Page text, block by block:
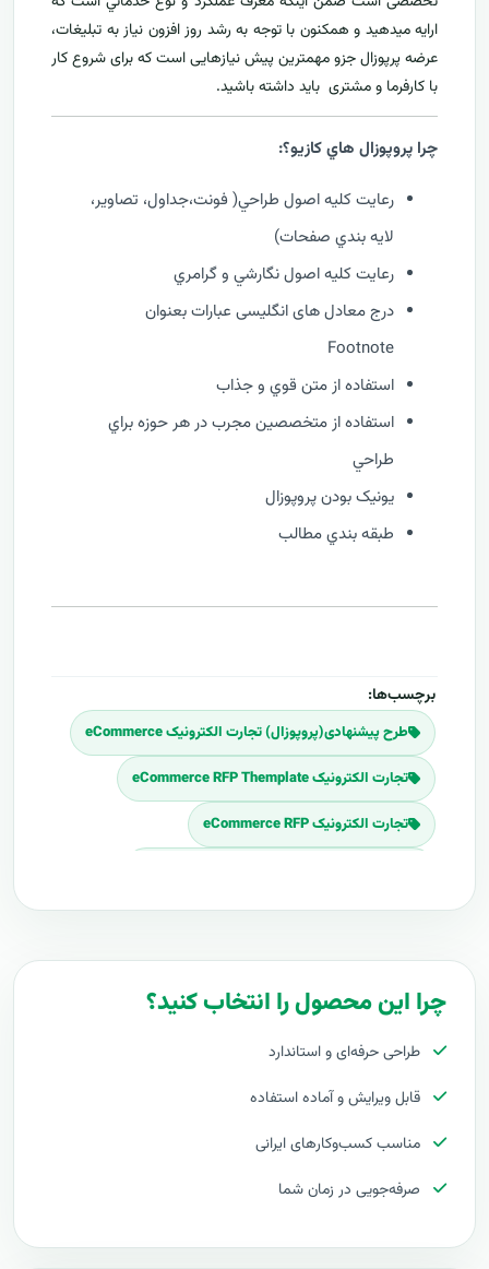
ارايه ميدهید و همکنون با توجه به رشد روز افزون نياز به تبليغات،
عرضه پرپوزال جزو مهمترين پیش نیازهایی است که برای شروع کار
با کارفرما و مشتری بايد داشته باشيد.
چرا پروپوزال هاي کازيو؟:
رعايت کليه اصول طراحي( فونت،جداول، تصاوير،
لايه بندي صفحات)
رعايت کليه اصول نگارشي و گرامري
درج معادل های انگلیسی عبارات بعنوان
Footnote
استفاده از متن قوي و جذاب
استفاده از متخصصين مجرب در هر حوزه براي
طراحي
يونيک بودن پروپوزال
طبقه بندي مطالب
برچسب‌ها:
طرح پیشنهادی(پروپوزال) تجارت الکترونیک eCommerce
تجارت الکترونیک eCommerce RFP Themplate
تجارت الکترونیک eCommerce RFP
برنامه پروپوزال تجارت الکترونیک eCommerce
پلان پروپوزال تجارت الکترونیک eCommerce
قیمت اجرای تجارت الکترونیک eCommerce
هزینه طراحی تجارت الکترونیک eCommerce
برآورد قیمت تجارت الکترونیک eCommerce
هزینه اجرای تجارت الکترونیک eCommerce
تعرفه های تجارت الکترونیک eCommerce
چرا این محصول را انتخاب کنید؟
طراحی حرفه‌ای و استاندارد
قابل ویرایش و آماده استفاده
مناسب کسب‌وکارهای ایرانی
صرفه‌جویی در زمان شما